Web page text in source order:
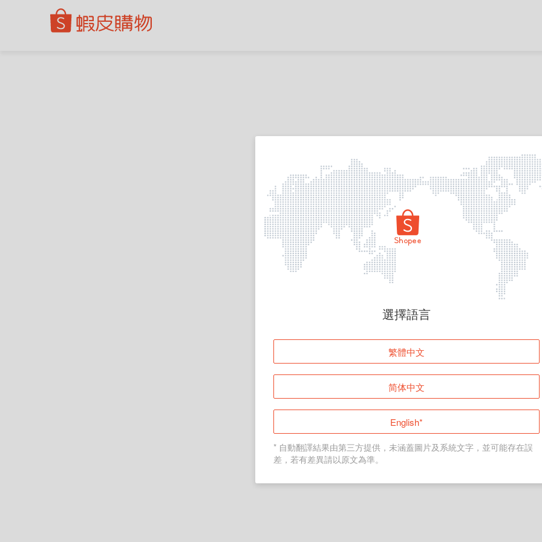
頁面無法顯示
登入
返回首頁
選擇語言
繁體中文
简体中文
English*
* 自動翻譯結果由第三方提供，未涵蓋圖片及系統文字，並可能存在誤
差，若有差異請以原文為準。